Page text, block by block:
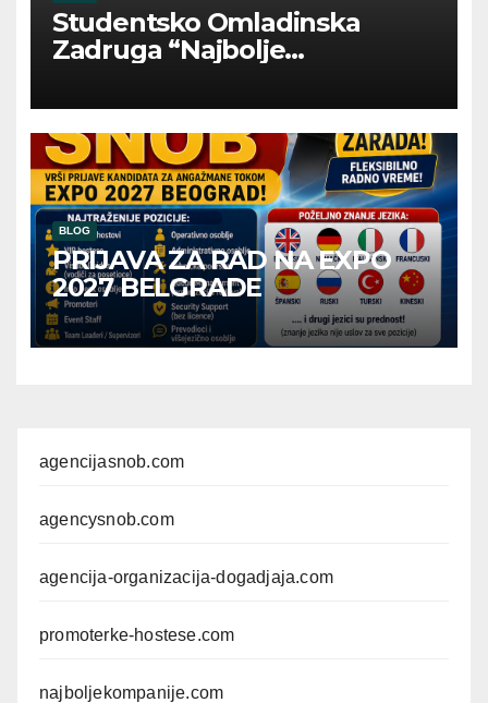
Studentsko Omladinska
Zadruga “Najbolje
BLOG
PRIJAVA ZA RAD NA EXPO
2027 BELGRADE
agencijasnob.com
agencysnob.com
agencija-organizacija-dogadjaja.com
promoterke-hostese.com
najboljekompanije.com